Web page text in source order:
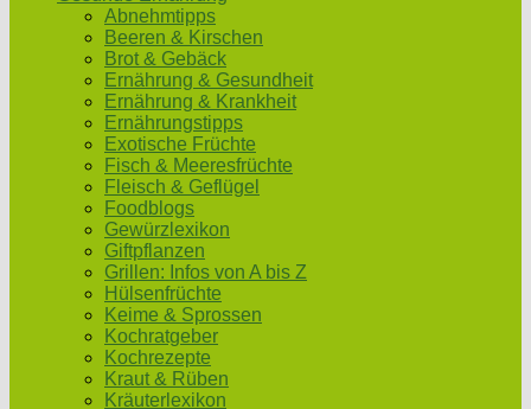
Abnehmtipps
Beeren & Kirschen
Brot & Gebäck
Ernährung & Gesundheit
Ernährung & Krankheit
Ernährungstipps
Exotische Früchte
Fisch & Meeresfrüchte
Fleisch & Geflügel
Foodblogs
Gewürzlexikon
Giftpflanzen
Grillen: Infos von A bis Z
Hülsenfrüchte
Keime & Sprossen
Kochratgeber
Kochrezepte
Kraut & Rüben
Kräuterlexikon